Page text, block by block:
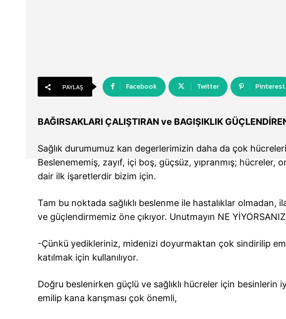
PAYLAŞ Facebook Twitter Pinterest
BAĞIRSAKLARI ÇALIŞTIRAN ve BAGIŞIKLIK
Sağlık durumumuz kan degerlerimizin daha da çok
Beslenememiş, zayıf, içi boş, güçsüz, yıpranmış; hücreler,
dair ilk işaretlerdir bizim için.
Tam bu noktada sağlıklı beslenme ile hastalıklar
ve güçlendirmemiz öne çıkıyor. Unutmayın NE YİYORSANIZ
-Çünkü yedikleriniz, midenizi doyurmaktan çok sindirilip
katılmak için kullanılıyor.
Doğru beslenirken güçlü ve sağlıklı hücreler için besinlerin
emilip kana karışması çok önemli,